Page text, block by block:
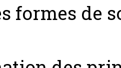
formes de